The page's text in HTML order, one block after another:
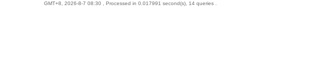
GMT+8, 2026-8-7 08:30 , Processed in 0.017991 second(s), 14 queries .